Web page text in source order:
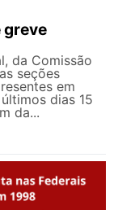
greve
da Comissão
seções
em
dias 15
da...